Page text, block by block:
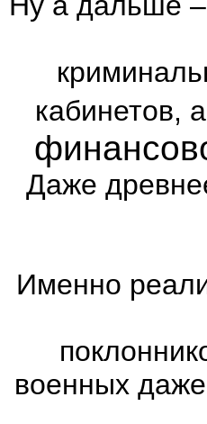
кабинетов,
Даже
Именно
военных